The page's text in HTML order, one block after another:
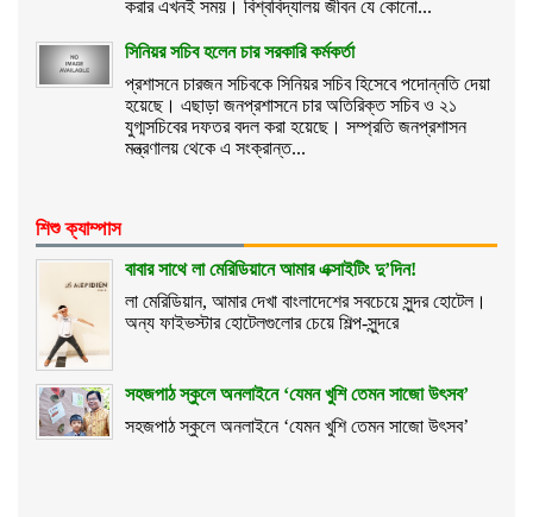
করার এখনই সময়। বিশ্ববিদ্যালয় জীবন যে কোনো...
সিনিয়র সচিব হলেন চার সরকারি কর্মকর্তা
প্রশাসনে চারজন সচিবকে সিনিয়র সচিব হিসেবে পদোন্নতি দেয়া
হয়েছে। এছাড়া জনপ্রশাসনে চার অতিরিক্ত সচিব ও ২১
যুগ্মসচিবের দফতর বদল করা হয়েছে। সম্প্রতি জনপ্রশাসন
মন্ত্রণালয় থেকে এ সংক্রান্ত...
শিশু ক্যাম্পাস
বাবার সাথে লা মেরিডিয়ানে আমার এক্সাইটিং দু’দিন!
লা মেরিডিয়ান, আমার দেখা বাংলাদেশের সবচেয়ে সুন্দর হোটেল।
অন্য ফাইভস্টার হোটেলগুলোর চেয়ে শিল্প-সুন্দরে
সহজপাঠ স্কুলে অনলাইনে ‘যেমন খুশি তেমন সাজো উৎসব’
সহজপাঠ স্কুলে অনলাইনে ‘যেমন খুশি তেমন সাজো উৎসব’